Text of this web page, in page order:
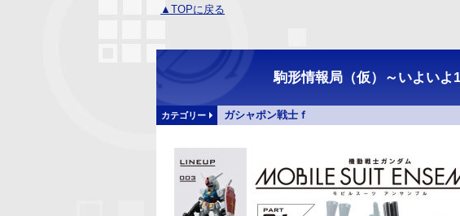
▲TOPに戻る
駒形情報局（仮）～いよいよ
カテゴリー ガシャポン戦士ｆ